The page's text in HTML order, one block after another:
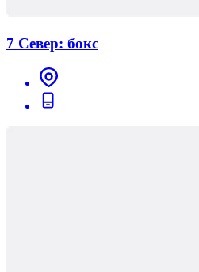
7 Север: бокс